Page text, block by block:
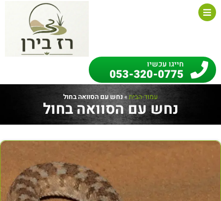
חייגו עכשיו
053-320-0775
עמוד-הבית»נחש עם הסוואה בחול
נחש עם הסוואה בחול